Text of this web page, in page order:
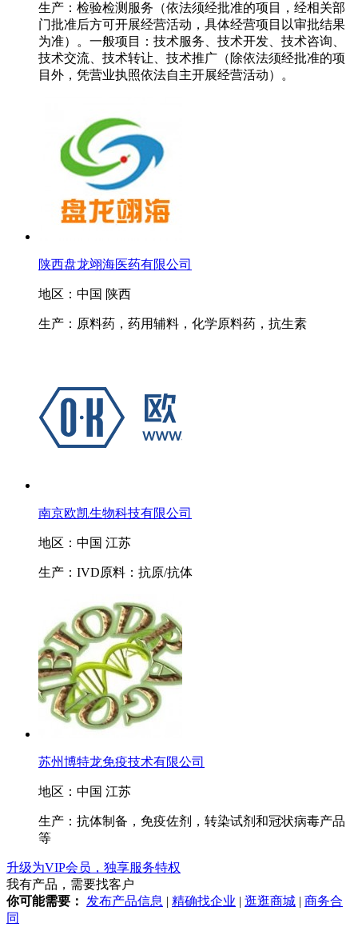
生产：检验检测服务（依法须经批准的项目，经相关部
门批准后方可开展经营活动，具体经营项目以审批结果
为准）。一般项目：技术服务、技术开发、技术咨询、
技术交流、技术转让、技术推广（除依法须经批准的项
目外，凭营业执照依法自主开展经营活动）。
陕西盘龙翊海医药有限公司
地区：中国 陕西
生产：原料药，药用辅料，化学原料药，抗生素
南京欧凯生物科技有限公司
地区：中国 江苏
生产：IVD原料：抗原/抗体
苏州博特龙免疫技术有限公司
地区：中国 江苏
生产：抗体制备，免疫佐剂，转染试剂和冠状病毒产品
等
升级为VIP会员，独享服务特权
我有产品，需要找客户
你可能需要：
发布产品信息 | 精确找企业 | 逛逛商城 | 商务合
同